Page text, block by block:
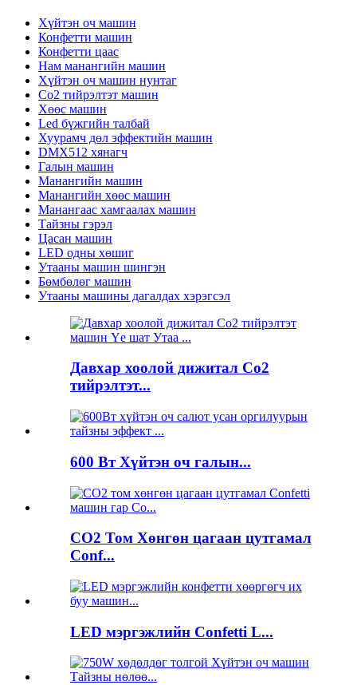
Хүйтэн оч машин
Конфетти машин
Конфетти цаас
Нам манангийн машин
Хүйтэн оч машин нунтаг
Co2 тийрэлтэт машин
Хөөс машин
Led бүжгийн талбай
Хуурамч дөл эффектийн машин
DMX512 хянагч
Галын машин
Манангийн машин
Манангийн хөөс машин
Манангаас хамгаалах машин
Тайзны гэрэл
Цасан машин
LED одны хөшиг
Утааны машин шингэн
Бөмбөлөг машин
Утааны машины дагалдах хэрэгсэл
Давхар хоолой дижитал Co2
тийрэлтэт...
600 Вт Хүйтэн оч галын...
CO2 Том Хөнгөн цагаан цутгамал
Conf...
LED мэргэжлийн Confetti L...